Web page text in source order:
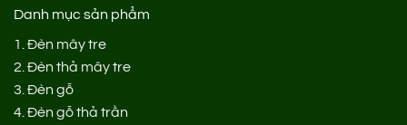
Danh mục sản phẩm
1. Đèn mây tre
2. Đèn thả mây tre
3. Đèn gỗ
4. Đèn gỗ thả trần